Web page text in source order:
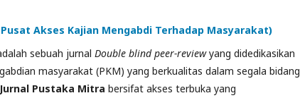
Akses Kajian Mengabdi Terhadap Masyarakat)
sebuah jurnal Double blind peer-review yang didedikasikan
masyarakat (PKM) yang berkualitas dalam segala bidang
Jurnal Pustaka Mitra bersifat akses terbuka yang